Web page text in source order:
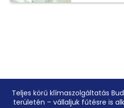
Teljes körű klímaszolgáltatás
területén – vállaljuk fűtésre is